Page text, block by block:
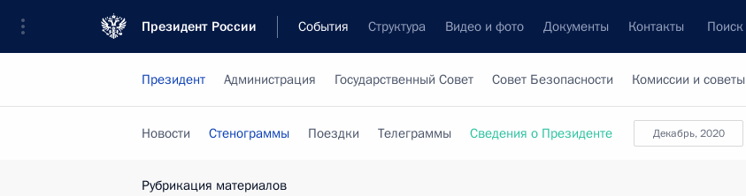
Президент России События Структура Видео и фото Документы Контакты Поиск
Президент Администрация Государственный Совет Совет Безопасности Комиссии и советы
декабрь, 2020
Новости Стенограммы Поездки Телеграммы Сведения о Президенте
Рубрикация материалов